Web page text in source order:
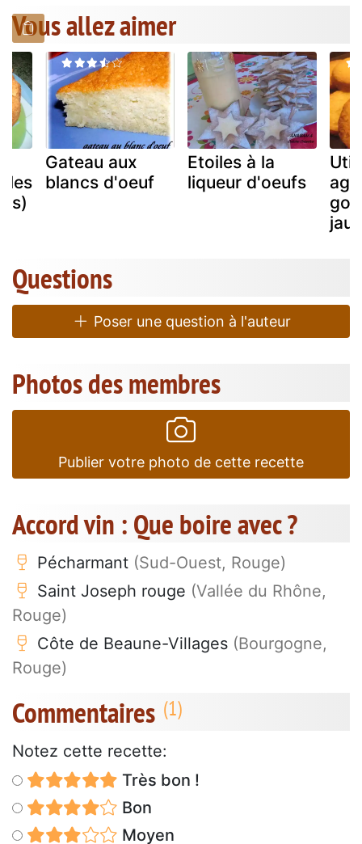
Vous allez aimer
les
Gateau aux
blancs d'oeuf
Etoiles à la
liqueur d'oeufs
Questions
Poser une question à l'auteur
Photos des membres
Publier votre photo de cette recette
Accord vin : Que boire avec ?
Pécharmant (Sud-Ouest, Rouge)
Saint Joseph rouge (Vallée du Rhône,
Rouge)
Côte de Beaune-Villages (Bourgogne,
Rouge)
Commentaires
Notez cette recette:
Très bon !
Bon
Moyen